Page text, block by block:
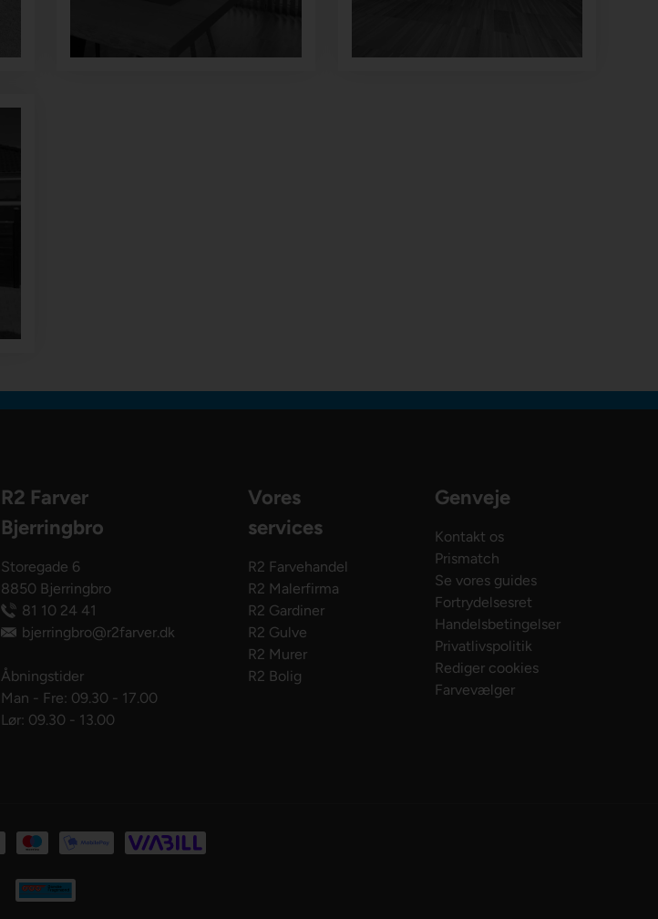
R2 Farver
Bjerringbro
Storegade 6
8850 Bjerringbro
81 10 24 41
bjerringbro@r2farver.dk
Åbningstider
Man - Fre: 09.30 - 17.00
Lør: 09.30 - 13.00
Vores
services
R2 Farvehandel
R2 Malerfirma
R2 Gardiner
R2 Gulve
R2 Murer
R2 Bolig
Genveje
Kontakt os
Prismatch
Se vores guides
Fortrydelsesret
Handelsbetingelser
Privatlivspolitik
Rediger cookies
Farvevælger